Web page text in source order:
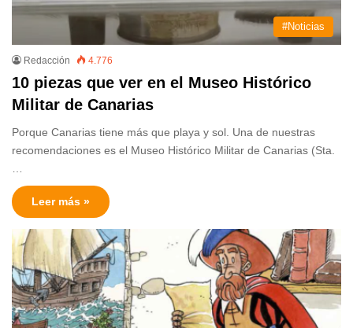
#Noticias
Redacción 4.776
10 piezas que ver en el Museo Histórico
Militar de Canarias
Porque Canarias tiene más que playa y sol. Una de nuestras
recomendaciones es el Museo Histórico Militar de Canarias (Sta.
…
Leer más »